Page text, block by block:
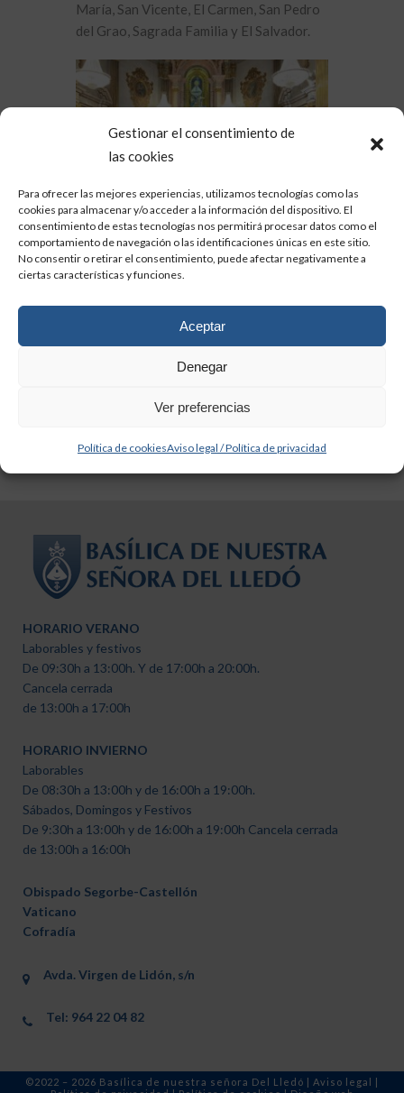
Gestionar el consentimiento de
las cookies
Para ofrecer las mejores experiencias, utilizamos tecnologías como las
cookies para almacenar y/o acceder a la información del dispositivo. El
consentimiento de estas tecnologías nos permitirá procesar datos como el
comportamiento de navegación o las identificaciones únicas en este sitio.
No consentir o retirar el consentimiento, puede afectar negativamente a
ciertas características y funciones.
Aceptar
Denegar
Ver preferencias
Política de cookiesAviso legal / Política de privacidad
María, San Vicente, El Carmen, San Pedro
del Grao, Sagrada Familia y El Salvador.
HORARIO VERANO
Laborables y festivos
De 09:30h a 13:00h. Y de 17:00h a 20:00h.
Cancela cerrada
de 13:00h a 17:00h
HORARIO INVIERNO
Laborables
De 08:30h a 13:00h y de 16:00h a 19:00h.
Sábados, Domingos y Festivos
De 9:30h a 13:00h y de 16:00h a 19:00h Cancela cerrada
de 13:00h a 16:00h
Obispado Segorbe-Castellón
Vaticano
Cofradía
Avda. Virgen de Lidón, s/n
Tel: 964 22 04 82
©2022 – 2026 Basílica de nuestra señora Del Lledó | Aviso legal